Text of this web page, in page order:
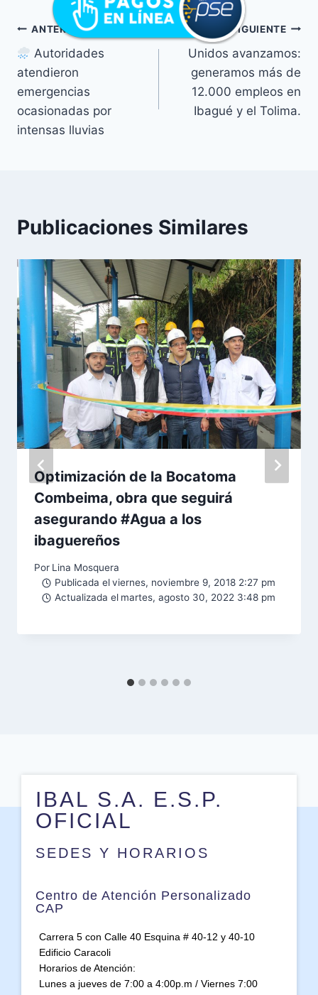
ANTERIOR
Autoridades
atendieron
emergencias
ocasionadas por
intensas lluvias
SIGUIENTE
Unidos avanzamos:
generamos más de
12.000 empleos en
Ibagué y el Tolima.
Publicaciones Similares
Optimización de la Bocatoma
Combeima, obra que seguirá
asegurando #Agua a los
ibaguereños
Por Lina Mosquera
Publicada el viernes, noviembre 9, 2018 2:27 pm
Actualizada el martes, agosto 30, 2022 3:48 pm
IBAL S.A. E.S.P.
OFICIAL
SEDES Y HORARIOS
Centro de Atención Personalizado
CAP
Carrera 5 con Calle 40 Esquina # 40-12 y 40-10
Edificio Caracoli
Horarios de Atención:
Lunes a jueves de 7:00 a 4:00p.m / Viernes 7:00